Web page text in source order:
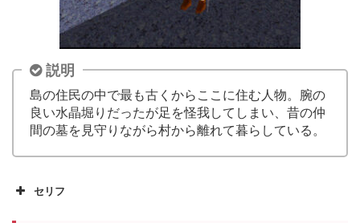
説明
島の住民の中で最も古くからここに住む人物。腕の
良い水晶堀りだったが足を怪我してしまい、昔の仲
間の墓を見守りながら村から離れて暮らしている。
セリフ